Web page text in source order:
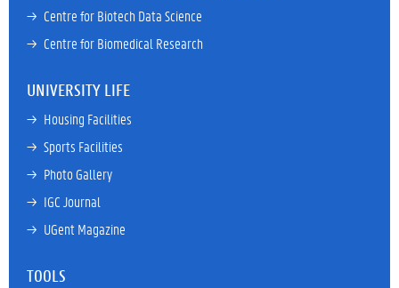
→ Centre for Biotech Data Science
→ Centre for Biomedical Research
UNIVERSITY LIFE
→ Housing Facilities
→ Sports Facilities
→ Photo Gallery
→ IGC Journal
→ UGent Magazine
TOOLS